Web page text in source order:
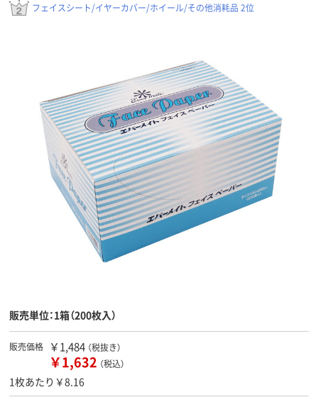
フェイスシート/イヤーカバー/ホイール/その他消耗品 2位
販売単位：1箱（200枚入）
販売価格 ￥1,484 （税抜き）
￥1,632 （税込）
1枚あたり￥8.16